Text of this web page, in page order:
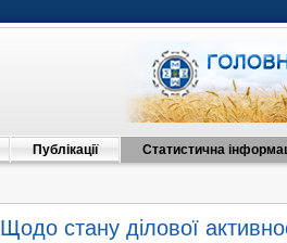
Публікації Статистична
Щодо стану ділової